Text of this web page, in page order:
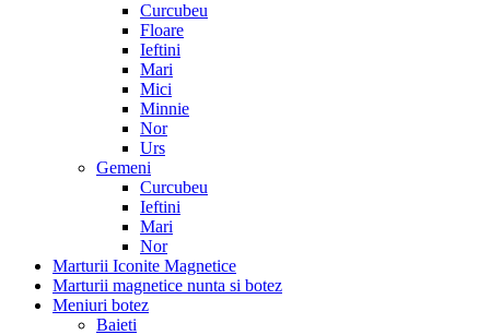
Curcubeu
Floare
Ieftini
Mari
Mici
Minnie
Nor
Urs
Gemeni
Curcubeu
Ieftini
Mari
Nor
Marturii Iconite Magnetice
Marturii magnetice nunta si botez
Meniuri botez
Baieti